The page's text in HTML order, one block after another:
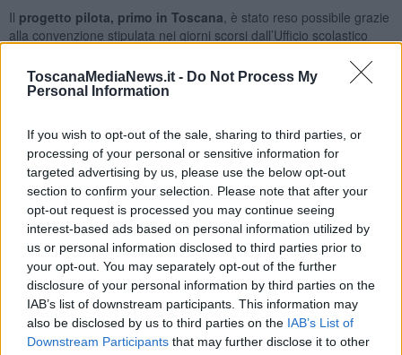
ToscanaMediaNews.it - Do Not Process My
Personal Information
If you wish to opt-out of the sale, sharing to third parties, or
processing of your personal or sensitive information for
targeted advertising by us, please use the below opt-out
section to confirm your selection. Please note that after your
opt-out request is processed you may continue seeing
interest-based ads based on personal information utilized by
us or personal information disclosed to third parties prior to
your opt-out. You may separately opt-out of the further
disclosure of your personal information by third parties on the
IAB’s list of downstream participants. This information may
also be disclosed by us to third parties on the IAB’s List of
Downstream Participants that may further disclose it to other
Il progetto pilota, primo in Toscana , è stato reso possibile grazie
alla convenzione stipulata nei giorni scorsi dall’Ufficio scolastico
Firenze, l’Azienda ospedaliera universitaria Meyer Irccs e l’Istituto
comprensivo Poliziano di Firenze.
Il nuovo servizio permetterà di assicurare ildiritto all’educazione
e allo sviluppo armonico delle competenze dei bambini e delle
bambine a cui la malattia impedisce di poter frequentare la scuola
di appartenenza, offrendo loro la possibilità di mantenere
relazioni e attività
che fanno parte della loro vita
quotidiana e che sono preziose per i processi di apprendimento e
cura.
Una didattica tutta nuova
L’intervento educativo sarà ovviamente calibrato sulle esigenze di